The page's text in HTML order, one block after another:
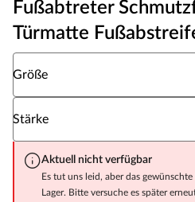
Fußabtreter
Türmatte
Größe
Stärke
Aktuell nicht verfügbar
Es tut uns leid, aber das
Lager. Bitte versuche es später